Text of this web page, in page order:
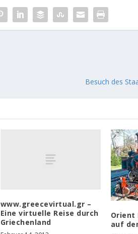
Besuch des
www.greecevirtual.gr –
Eine virtuelle Reise durch
Griechenland
Orient
auf